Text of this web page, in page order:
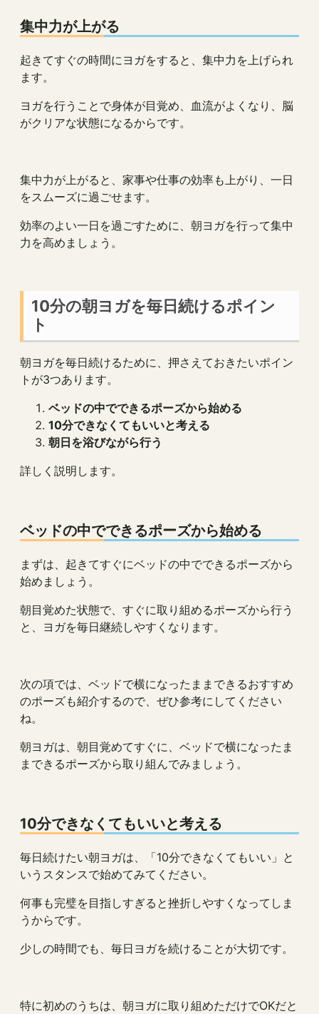
集中力が上がる
起きてすぐの時間にヨガをすると、集中力を上げられ
ます。
ヨガを行うことで身体が目覚め、血流がよくなり、脳
がクリアな状態になるからです。
集中力が上がると、家事や仕事の効率も上がり、一日
をスムーズに過ごせます。
効率のよい一日を過ごすために、朝ヨガを行って集中
力を高めましょう。
10分の朝ヨガを毎日続けるポイン
ト
朝ヨガを毎日続けるために、押さえておきたいポイン
トが3つあります。
ベッドの中でできるポーズから始める
10分できなくてもいいと考える
朝日を浴びながら行う
詳しく説明します。
ベッドの中でできるポーズから始める
まずは、起きてすぐにベッドの中でできるポーズから
始めましょう。
朝目覚めた状態で、すぐに取り組めるポーズから行う
と、ヨガを毎日継続しやすくなります。
次の項では、ベッドで横になったままできるおすすめ
のポーズも紹介するので、ぜひ参考にしてください
ね。
朝ヨガは、朝目覚めてすぐに、ベッドで横になったま
まできるポーズから取り組んでみましょう。
10分できなくてもいいと考える
毎日続けたい朝ヨガは、「10分できなくてもいい」と
いうスタンスで始めてみてください。
何事も完璧を目指しすぎると挫折しやすくなってしま
うからです。
少しの時間でも、毎日ヨガを続けることが大切です。
特に初めのうちは、朝ヨガに取り組めただけでOKだと